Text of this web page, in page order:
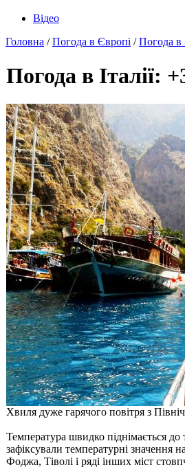
Відео
Головна /Погода в Європі /Погода в
Погода в Італії:
Хвиля дуже гарячого повітря з
Температура швидко піднімається
зафіксували температурні значення
Фоджа, Тіволі і ряді інших міст